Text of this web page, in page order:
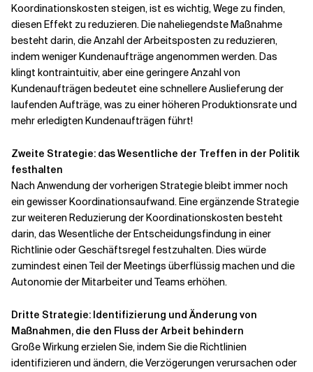
Koordinationskosten steigen, ist es wichtig, Wege zu finden,
diesen Effekt zu reduzieren. Die naheliegendste Maßnahme
besteht darin, die Anzahl der Arbeitsposten zu reduzieren,
indem weniger Kundenaufträge angenommen werden. Das
klingt kontraintuitiv, aber eine geringere Anzahl von
Kundenaufträgen bedeutet eine schnellere Auslieferung der
laufenden Aufträge, was zu einer höheren Produktionsrate und
mehr erledigten Kundenaufträgen führt!
Zweite Strategie: das Wesentliche der Treffen in der Politik
festhalten
Nach Anwendung der vorherigen Strategie bleibt immer noch
ein gewisser Koordinationsaufwand. Eine ergänzende Strategie
zur weiteren Reduzierung der Koordinationskosten besteht
darin, das Wesentliche der Entscheidungsfindung in einer
Richtlinie oder Geschäftsregel festzuhalten. Dies würde
zumindest einen Teil der Meetings überflüssig machen und die
Autonomie der Mitarbeiter und Teams erhöhen.
Dritte Strategie: Identifizierung und Änderung von
Maßnahmen, die den Fluss der Arbeit behindern
Große Wirkung erzielen Sie, indem Sie die Richtlinien
identifizieren und ändern, die Verzögerungen verursachen oder